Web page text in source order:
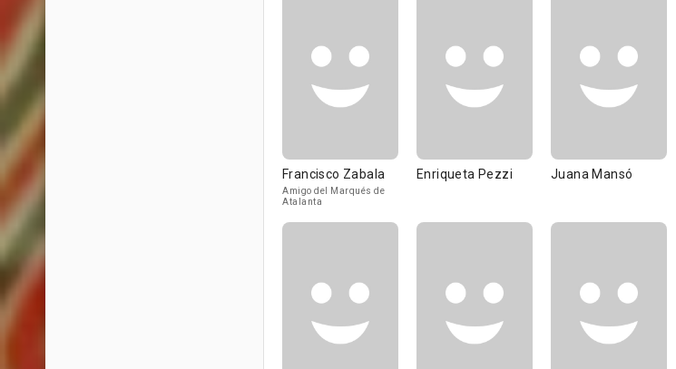
Francisco Zabala
Amigo del Marqués de
Atalanta
Enriqueta Pezzi Juana Mansó